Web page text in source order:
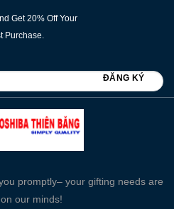
Get 20% Off Your
Purchase.
promptly– your gifting needs are
our minds!